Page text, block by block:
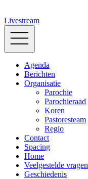
Livestream
Agenda
Berichten
Organisatie
Parochie
Parochieraad
Koren
Pastoresteam
Regio
Contact
Spacing
Home
Veelgestelde vragen
Geschiedenis